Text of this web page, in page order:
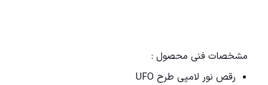
مشخصات فنی محصول :
رقص نور لامپی طرح UFO